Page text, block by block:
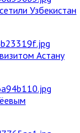
Узбекистан
Астану